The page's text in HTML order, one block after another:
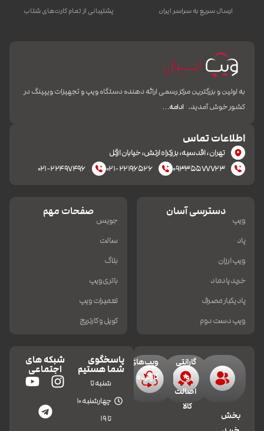
ارسال سریع به سراسر ایران پشتیبانی از تمام کارت‌های شتاب
به اولین و بزرگترین مرکز رسمی ارائه دهنده دستگاه ویپ و تجهیزات ویپینگ در
کشور خوش آمدید. ادامه…
اطلاعات تماس
تهران، اقدسیه، بزرکراه ارتش، خیابان ازگل
۰۹۳۳۵۵۷۷۷۲۳
۰۲۱-۲۲۱۹۶۵۲۶ ۰۲۱-۲۲۴۹۷۴۹۶
دسترسی آسان
ویپ
پاد
ویپ ارزان
خرید پادماد
پاد یکبار مصرف
ویپ دست دوم
صفحات مهم
جویس
سالت
بلاگ
باتری ویپ
تعمیرات ویپ
کویل و کارتریج
بخش
گارانتی
و
اصالت
کالا
ویپ‌های
کارکرده
پاسخگوی
شما هستیم
شنبه تا
چهارشنبه 10
تا 19
شبکه های
اجتماعی